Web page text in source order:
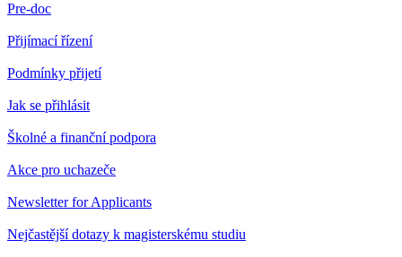
Pre-doc
Přijímací řízení
Podmínky přijetí
Jak se přihlásit
Školné a finanční podpora
Akce pro uchazeče
Newsletter for Applicants
Nejčastější dotazy k magisterskému studiu